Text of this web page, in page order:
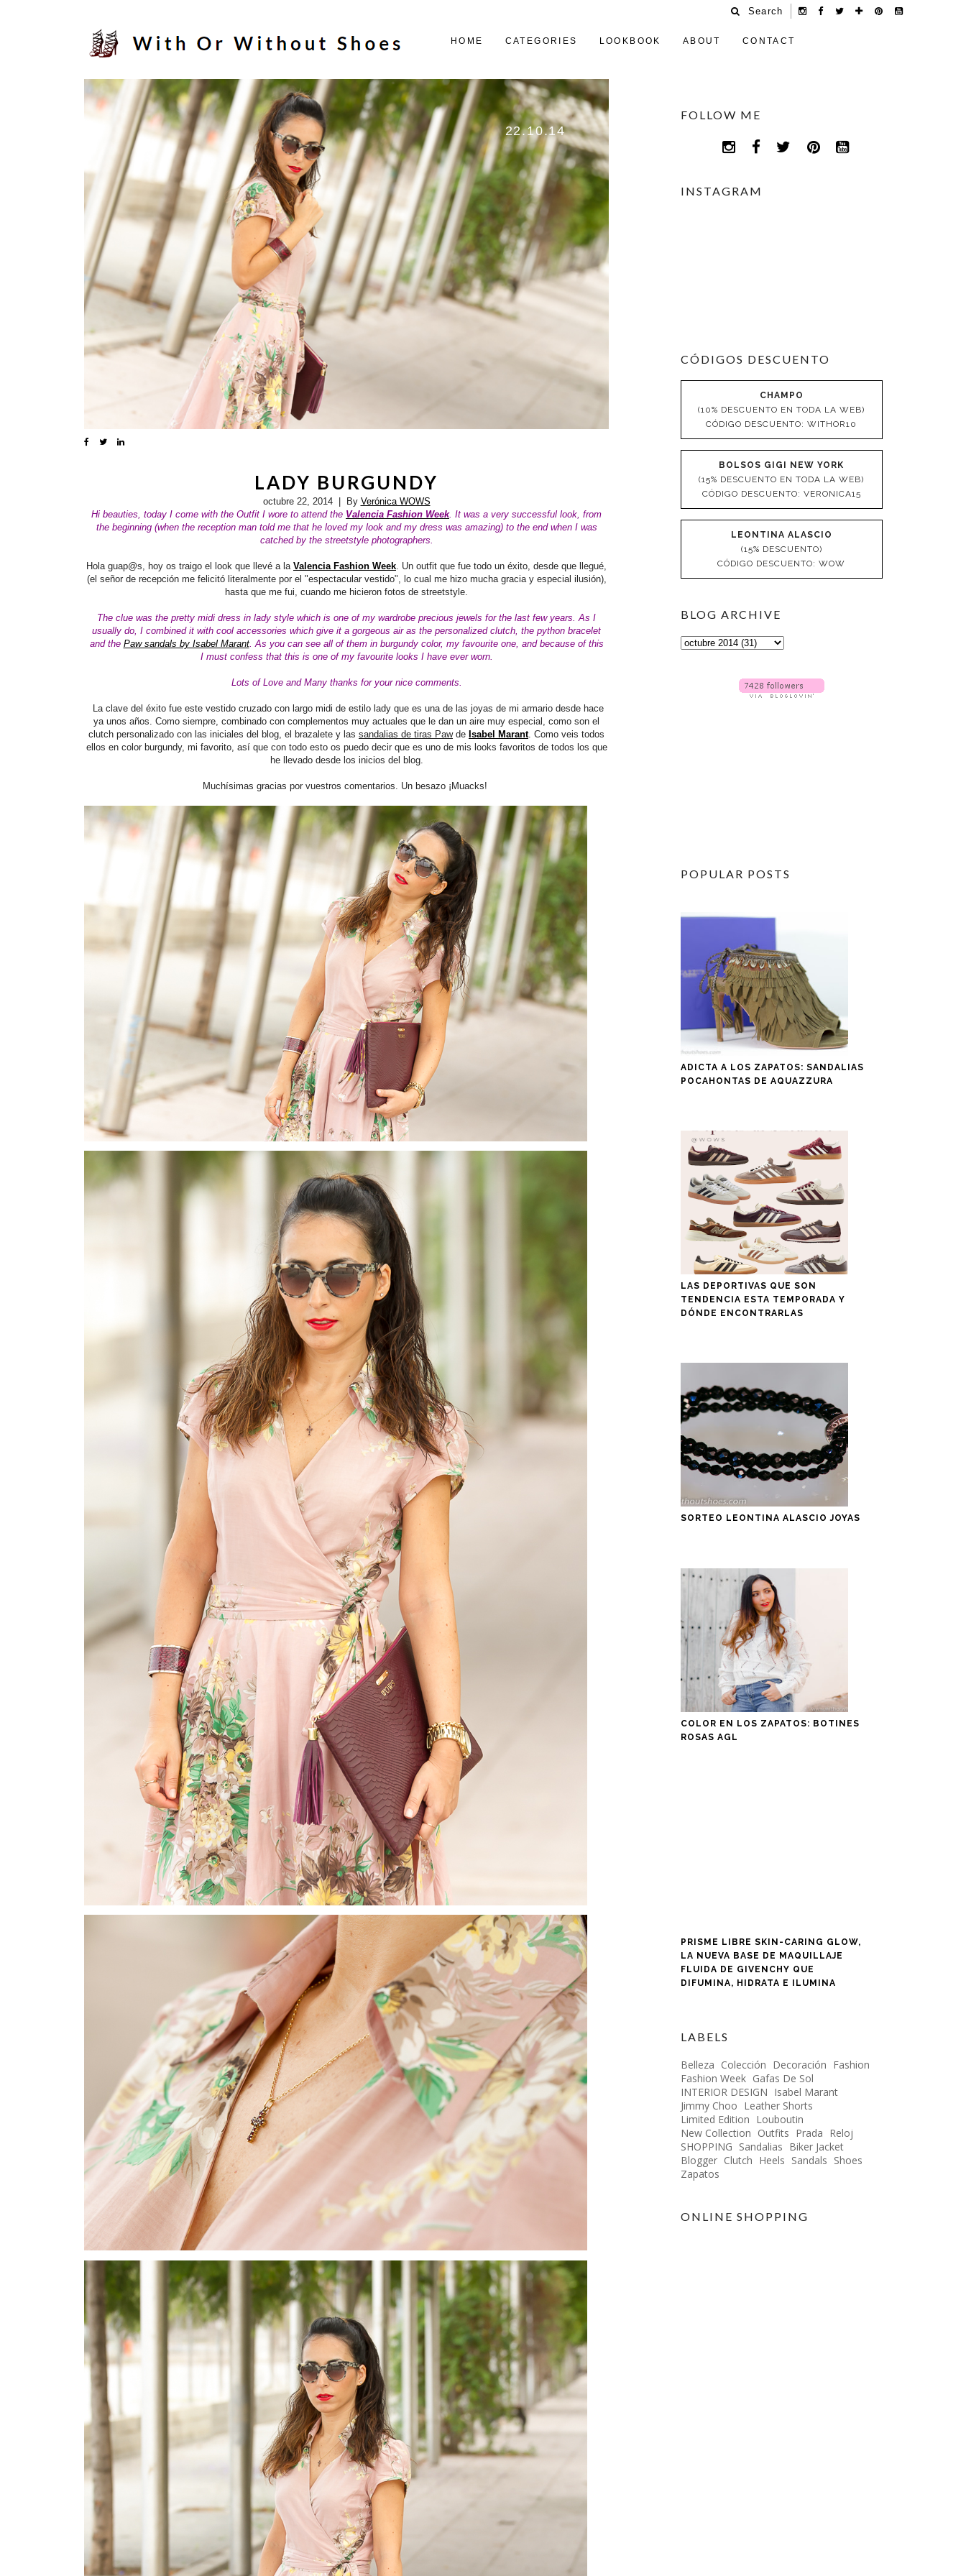
Search
HOME CATEGORIES LOOKBOOK ABOUT CONTACT
22.10.14
LADY BURGUNDY
octubre 22, 2014| By Verónica WOWS
Hi beauties, today I come with the Outfit I wore to attend the Valencia Fashion Week. It was a very successful look, from
the beginning (when the reception man told me that he loved my look and my dress was amazing) to the end when I was
catched by the streetstyle photographers.
Hola guap@s, hoy os traigo el look que llevé a la Valencia Fashion Week. Un outfit que fue todo un éxito, desde que llegué,
(el señor de recepción me felicitó literalmente por el "espectacular vestido", lo cual me hizo mucha gracia y especial ilusión),
hasta que me fui, cuando me hicieron fotos de streetstyle.
The clue was the pretty midi dress in lady style which is one of my wardrobe precious jewels for the last few years. As I
usually do, I combined it with cool accessories which give it a gorgeous air as the personalized clutch, the python bracelet
and the Paw sandals by Isabel Marant. As you can see all of them inburgundy color, my favourite one, and because of this
I must confess that this is one of my favourite looks I have ever worn.
Lots of Love and Many thanks for your nice comments.
La clave del éxito fue este vestido cruzado con largo midi de estilo lady que es una de las joyas de mi armario desde hace
ya unos años. Como siempre, combinado con complementos muy actuales que le dan un aire muy especial, como son el
clutch personalizado con las iniciales del blog, el brazalete y las sandalias de tiras Pawde Isabel Marant. Como veis todos
ellos en color burgundy, mi favorito, así que con todo esto os puedo decir que es uno de mis looks favoritos de todos los que
he llevado desde los inicios del blog.
Muchísimas gracias por vuestros comentarios. Un besazo ¡Muacks!
FOLLOW ME
INSTAGRAM
CÓDIGOS DESCUENTO
CHAMPO
(10% DESCUENTO EN TODA LA WEB)
CÓDIGO DESCUENTO: WITHOR10
BOLSOS GIGI NEW YORK
(15% DESCUENTO EN TODA LA WEB)
CÓDIGO DESCUENTO: VERONICA15
LEONTINA ALASCIO
(15% DESCUENTO)
CÓDIGO DESCUENTO: WOW
BLOG ARCHIVE
POPULAR POSTS
ADICTA A LOS ZAPATOS: SANDALIAS
POCAHONTAS DE AQUAZZURA
LAS DEPORTIVAS QUE SON
TENDENCIA ESTA TEMPORADA Y
DÓNDE ENCONTRARLAS
SORTEO LEONTINA ALASCIO JOYAS
COLOR EN LOS ZAPATOS: BOTINES
ROSAS AGL
PRISME LIBRE SKIN-CARING GLOW,
LA NUEVA BASE DE MAQUILLAJE
FLUIDA DE GIVENCHY QUE
DIFUMINA, HIDRATA E ILUMINA
LABELS
Belleza Colección Decoración Fashion
Fashion Week Gafas De Sol
INTERIOR DESIGN Isabel Marant
Jimmy Choo Leather Shorts
Limited Edition Louboutin
New Collection Outfits Prada Reloj
SHOPPING Sandalias Biker Jacket
Blogger Clutch Heels Sandals Shoes
Zapatos
ONLINE SHOPPING